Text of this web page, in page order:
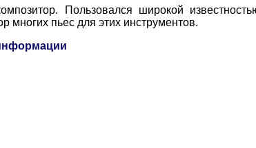
Пользовался широкой
многих пьес для этих инструментов.